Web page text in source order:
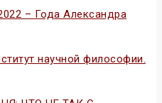
– Года Александра
научной философии.